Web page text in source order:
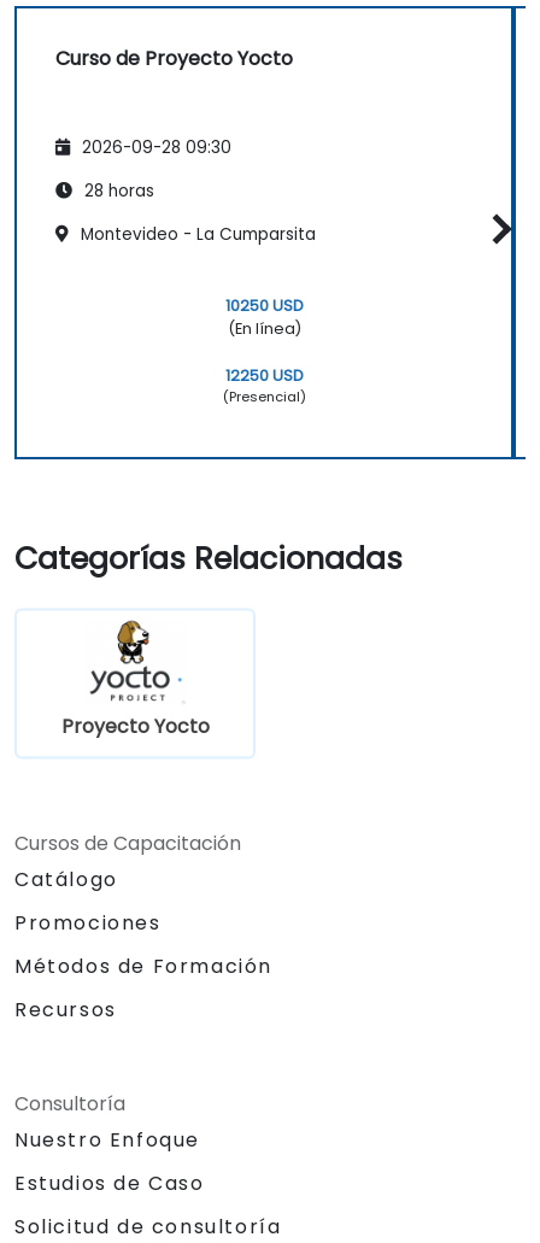
Curso de Proyecto Yocto
2026-09-28 09:30
28 horas
Montevideo - La Cumparsita
10250 USD
(En línea)
12250 USD
(Presencial)
Categorías Relacionadas
Proyecto Yocto
Cursos de Capacitación
Catálogo
Promociones
Métodos de Formación
Recursos
Consultoría
Nuestro Enfoque
Estudios de Caso
Solicitud de consultoría